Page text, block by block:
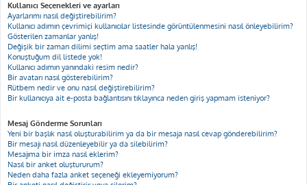
Kullanıcı Seçenekleri ve ayarları
Ayarlarımı nasıl değiştirebilirim?
Kullanıcı adımın çevrimiçi kullanıcılar listesinde görüntülenmesini nasıl önleyebilirim?
Gösterilen zamanlar yanlış!
Değişik bir zaman dilimi seçtim ama saatler hala yanlış!
Konuştuğum dil listede yok!
Kullanıcı adımın yanındaki resim nedir?
Bir avatarı nasıl gösterebilirim?
Rütbem nedir ve onu nasıl değiştirebilirim?
Bir kullanıcıya ait e-posta bağlantısını tıklayınca neden giriş yapmam isteniyor?
Mesaj Gönderme Sorunları
Yeni bir başlık nasıl oluşturabilirim ya da bir mesaja nasıl cevap gönderebilirim?
Bir mesajı nasıl düzenleyebilir ya da silebilirim?
Mesajıma bir imza nasıl eklerim?
Nasıl bir anket oluştururum?
Neden daha fazla anket seçeneği ekleyemiyorum?